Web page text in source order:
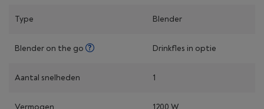
Type Blender
Blender on the go Drinkfles in optie
Aantal snelheden 1
Vermogen 1200 W